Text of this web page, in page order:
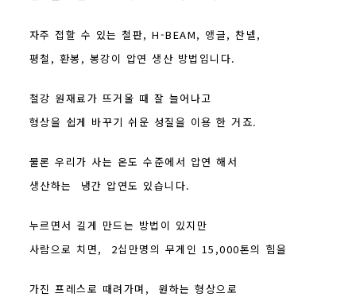
자주 접할 수 있는 철판, H-BEAM, 앵글, 찬넬,
평철, 환봉, 봉강이 압연 생산 방법입니다.
철강 원재료가 뜨거울 때 잘 늘어나고
형상을 쉽게 바꾸기 쉬운 성질을 이용 한 거죠.
물론 우리가 사는 온도 수준에서 압연 해서
생산하는 냉간 압연도 있습니다.
누르면서 길게 만드는 방법이 있지만
사람으로 치면, 2십만명의 무게인 15,000톤의 힘을
가진 프레스로 때려가며, 원하는 형상으로